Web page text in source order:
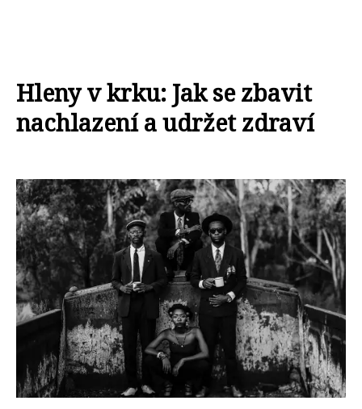
Hleny v krku: Jak se zbavit
nachlazení a udržet zdraví